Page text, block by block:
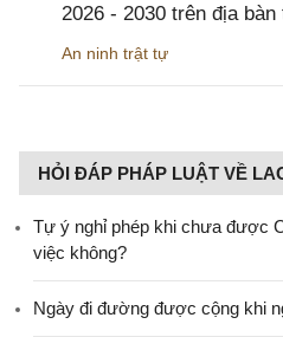
2026 - 2030 trên địa
An ninh trật tự
HỎI ĐÁP PHÁP LUẬT VỀ
Tự ý nghỉ phép khi chưa được
việc không?
Ngày đi đường được cộng khi